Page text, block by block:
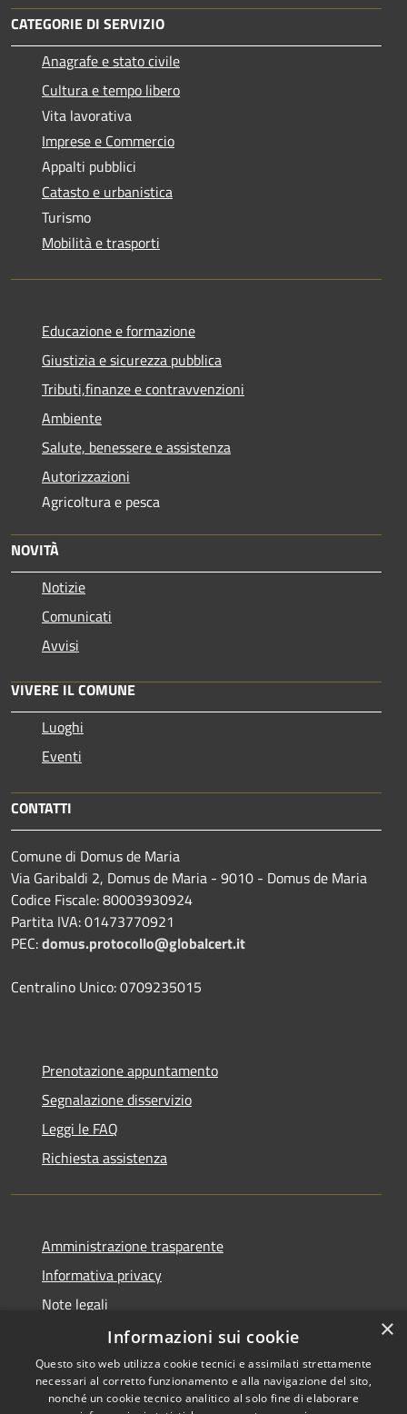
CATEGORIE DI SERVIZIO
Anagrafe e stato civile
Cultura e tempo libero
Vita lavorativa
Imprese e Commercio
Appalti pubblici
Catasto e urbanistica
Turismo
Mobilità e trasporti
Educazione e formazione
Giustizia e sicurezza pubblica
Tributi,finanze e contravvenzioni
Ambiente
Salute, benessere e assistenza
Autorizzazioni
Agricoltura e pesca
NOVITÀ
Notizie
Comunicati
Avvisi
VIVERE IL COMUNE
Luoghi
Eventi
CONTATTI
Comune di Domus de Maria
Via Garibaldi 2, Domus de Maria - 9010 - Domus de Maria
Codice Fiscale: 80003930924
Partita IVA: 01473770921
PEC:domus.protocollo@globalcert.it
Centralino Unico: 0709235015
Prenotazione appuntamento
Segnalazione disservizio
Leggi le FAQ
Richiesta assistenza
Amministrazione trasparente
Informativa privacy
Note legali
Dichiarazione di accessibilità
×
Informazioni sui cookie
Questo sito web utilizza cookie tecnici e assimilati strettamente
necessari al corretto funzionamento e alla navigazione del sito,
nonché un cookie tecnico analitico al solo fine di elaborare